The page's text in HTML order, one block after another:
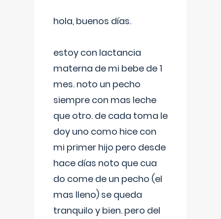
hola, buenos días.
estoy con lactancia
materna de mi bebe de 1
mes. noto un pecho
siempre con mas leche
que otro. de cada toma le
doy uno como hice con
mi primer hijo pero desde
hace días noto que cua
do come de un pecho (el
mas lleno) se queda
tranquilo y bien. pero del